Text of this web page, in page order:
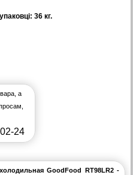
36 кг.
а
24
GoodFood RT98LR2 -